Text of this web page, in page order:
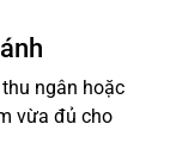
ngân hoặc
vừa đủ cho